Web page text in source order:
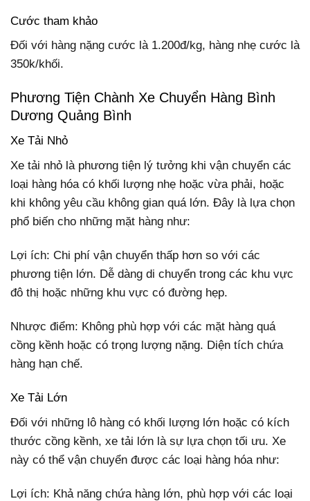
Cước tham khảo
Đối với hàng nặng cước là 1.200đ/kg, hàng nhẹ cước là
350k/khối.
Phương Tiện Chành Xe Chuyển Hàng Bình
Dương Quảng Bình
Xe Tải Nhỏ
Xe tải nhỏ là phương tiện lý tưởng khi vận chuyển các
loại hàng hóa có khối lượng nhẹ hoặc vừa phải, hoặc
khi không yêu cầu không gian quá lớn. Đây là lựa chọn
phổ biến cho những mặt hàng như:
Lợi ích: Chi phí vận chuyển thấp hơn so với các
phương tiện lớn. Dễ dàng di chuyển trong các khu vực
đô thị hoặc những khu vực có đường hẹp.
Nhược điểm: Không phù hợp với các mặt hàng quá
cồng kềnh hoặc có trọng lượng nặng. Diện tích chứa
hàng hạn chế.
Xe Tải Lớn
Đối với những lô hàng có khối lượng lớn hoặc có kích
thước cồng kềnh, xe tải lớn là sự lựa chọn tối ưu. Xe
này có thể vận chuyển được các loại hàng hóa như:
Lợi ích: Khả năng chứa hàng lớn, phù hợp với các loại